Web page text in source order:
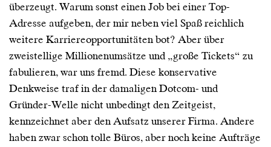
überzeugt. Warum sonst einen Job bei einer Top-
Adresse aufgeben, der mir neben viel Spaß reichlich
weitere Karriereopportunitäten bot? Aber über
zweistellige Millionenumsätze und „große Tickets“ zu
fabulieren, war uns fremd. Diese konservative
Denkweise traf in der damaligen Dotcom- und
Gründer-Welle nicht unbedingt den Zeitgeist,
kennzeichnet aber den Aufsatz unserer Firma. Andere
haben zwar schon tolle Büros, aber noch keine Aufträge